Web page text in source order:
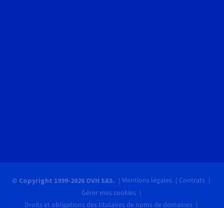
© Copyright 1999-2026 OVH SAS. Mentions légales
Contrats
Gérer mes cookies
Droits et obligations des titulaires de noms de domaines